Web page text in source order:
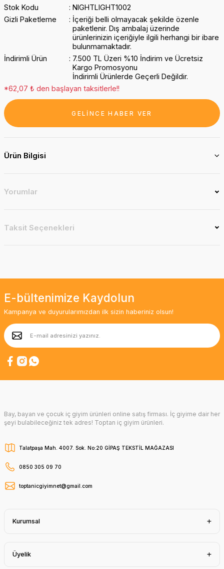
Stok Kodu
NIGHTLIGHT1002
Gizli Paketleme
İçeriği belli olmayacak şekilde özenle
paketlenir. Dış ambalaj üzerinde
ürünlerinizin içeriğiyle ilgili herhangi bir ibare
bulunmamaktadır.
İndirimli Ürün
7.500 TL Üzeri %10 İndirim ve Ücretsiz
Kargo Promosyonu
İndirimli Ürünlerde Geçerli Değildir.
*62,07 ₺ den başlayan taksitlerle!!
GELİNCE HABER VER
Ürün Bilgisi
Yorumlar
Taksit Seçenekleri
E-bültenimize Kaydolun
Kampanya ve duyurularımızdan ilk sizin haberiniz olsun!
Bay, bayan ve çocuk iç giyim ürünleri online satış firması. İç giyime dair her
şeyi bulabileceğiniz tek adres! Toptan iç giyim ürünleri.
Talatpaşa Mah. 4007. Sok. No:20 GİPAŞ TEKSTİL MAĞAZASI
0850 305 09 70
toptanicgiyimnet@gmail.com
Kurumsal
Üyelik